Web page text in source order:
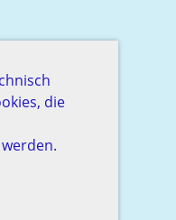
die